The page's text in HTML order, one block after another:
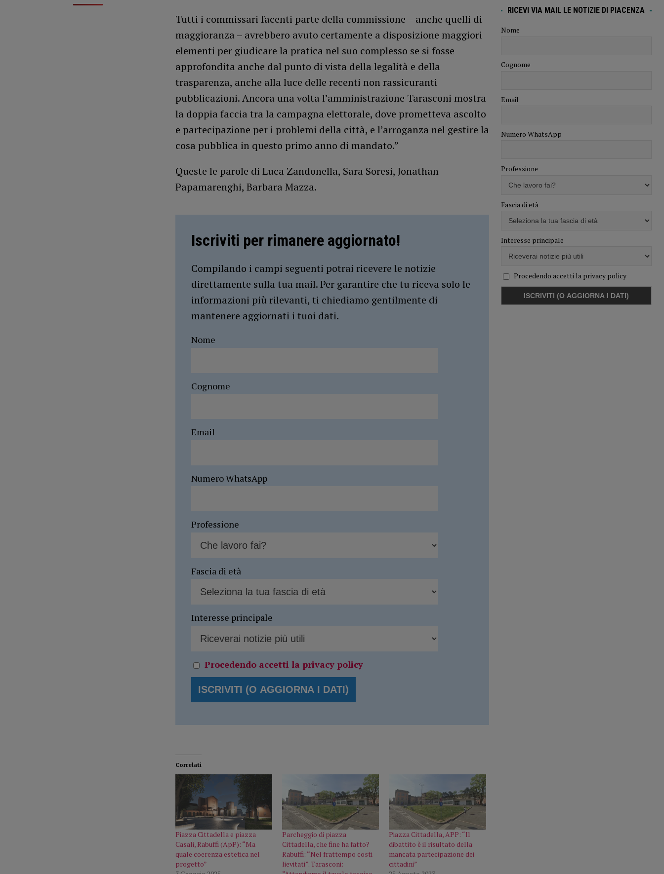
Tutti i commissari facenti parte della commissione – anche quelli di
maggioranza – avrebbero avuto certamente a disposizione maggiori
elementi per giudicare la pratica nel suo complesso se si fosse
approfondita anche dal punto di vista della legalità e della
trasparenza, anche alla luce delle recenti non rassicuranti
pubblicazioni. Ancora una volta l’amministrazione Tarasconi mostra
la doppia faccia tra la campagna elettorale, dove prometteva ascolto
e partecipazione per i problemi della città, e l’arroganza nel gestire la
cosa pubblica in questo primo anno di mandato.”
Queste le parole di Luca Zandonella, Sara Soresi, Jonathan
Papamarenghi, Barbara Mazza.
Iscriviti per rimanere aggiornato!
Compilando i campi seguenti potrai ricevere le notizie
direttamente sulla tua mail. Per garantire che tu riceva solo le
informazioni più rilevanti, ti chiediamo gentilmente di
mantenere aggiornati i tuoi dati.
Nome
Cognome
Email
Numero WhatsApp
Professione
Fascia di età
Interesse principale
Procedendo accetti la privacy policy
Correlati
Piazza Cittadella e piazza
Casali, Rabuffi (ApP): “Ma
quale coerenza estetica nel
progetto”
Parcheggio di piazza
Cittadella, che fine ha fatto?
Rabuffi: “Nel frattempo costi
lievitati”. Tarasconi:
Piazza Cittadella, APP: “Il
dibattito è il risultato della
mancata partecipazione dei
cittadini”
RICEVI VIA MAIL LE NOTIZIE DI PIACENZA
Nome
Cognome
Email
Numero WhatsApp
Professione
Fascia di età
Interesse principale
Procedendo accetti la privacy policy